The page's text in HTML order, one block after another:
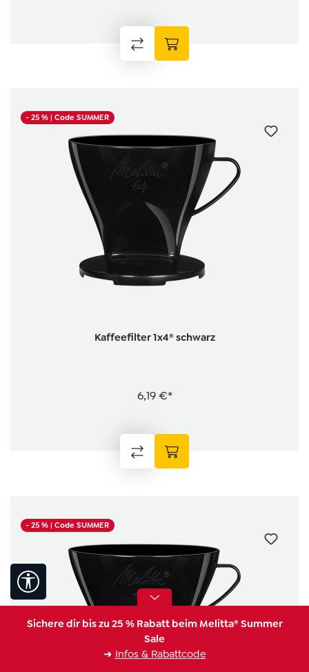
- 25 %| Code SUMMER
Kaffeefilter 1x4® schwarz
6,19 €*
- 25 %| Code SUMMER
Werkzeugleiste anzeigen
Sichere dir bis zu 25 % Rabatt beim Melitta® Summer
Sale
➜ Infos & Rabattcode